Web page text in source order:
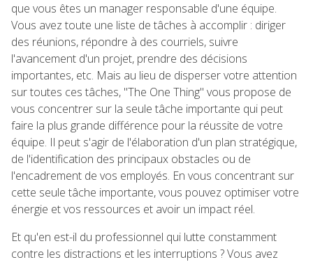
que vous êtes un manager responsable d'une équipe.
Vous avez toute une liste de tâches à accomplir : diriger
des réunions, répondre à des courriels, suivre
l'avancement d'un projet, prendre des décisions
importantes, etc. Mais au lieu de disperser votre attention
sur toutes ces tâches, "The One Thing" vous propose de
vous concentrer sur la seule tâche importante qui peut
faire la plus grande différence pour la réussite de votre
équipe. Il peut s'agir de l'élaboration d'un plan stratégique,
de l'identification des principaux obstacles ou de
l'encadrement de vos employés. En vous concentrant sur
cette seule tâche importante, vous pouvez optimiser votre
énergie et vos ressources et avoir un impact réel.
Et qu'en est-il du professionnel qui lutte constamment
contre les distractions et les interruptions ? Vous avez